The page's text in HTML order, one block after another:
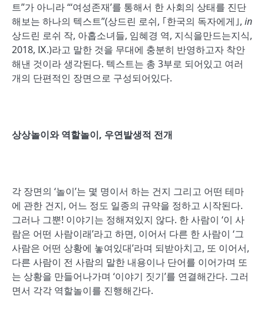
트”가 아니라 “‘여성존재’를 통해서 한 사회의 상태를 진단
해보는 하나의 텍스트”(상드린 로쉬, ｢한국의 독자에게｣, in
상드린 로쉬 작, 아홉소녀들, 임혜경 역, 지식을만드는지식,
2018, Ⅸ.)라고 말한 것을 무대에 충분히 반영하고자 착안
해낸 것이라 생각된다. 텍스트는 총 3부로 되어있고 여러
개의 단편적인 장면으로 구성되어있다.
상상놀이와 역할놀이, 우연발생적 전개
각 장면의 ‘놀이’는 몇 명이서 하는 건지 그리고 어떤 테마
에 관한 건지, 어느 정도 일종의 규약을 정하고 시작된다.
그러나 그뿐! 이야기는 정해져있지 않다. 한 사람이 ‘이 사
람은 어떤 사람이래’라고 하면, 이어서 다른 한 사람이 ‘그
사람은 어떤 상황에 놓여있대’라며 되받아치고, 또 이어서,
다른 사람이 전 사람의 말한 내용이나 단어를 이어가며 또
는 상황을 만들어나가며 ‘이야기 짓기’를 연결해간다. 그러
면서 각각 역할놀이를 진행해간다.